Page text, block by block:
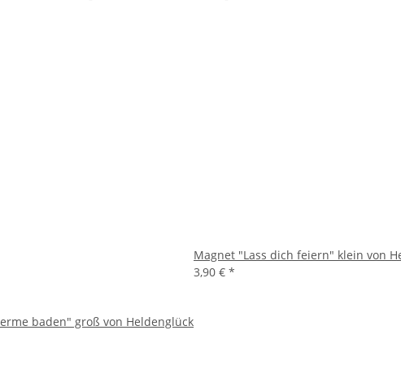
baden" groß von Heldenglück
Magnet "Lass dich feiern" klein von
3,90 € *